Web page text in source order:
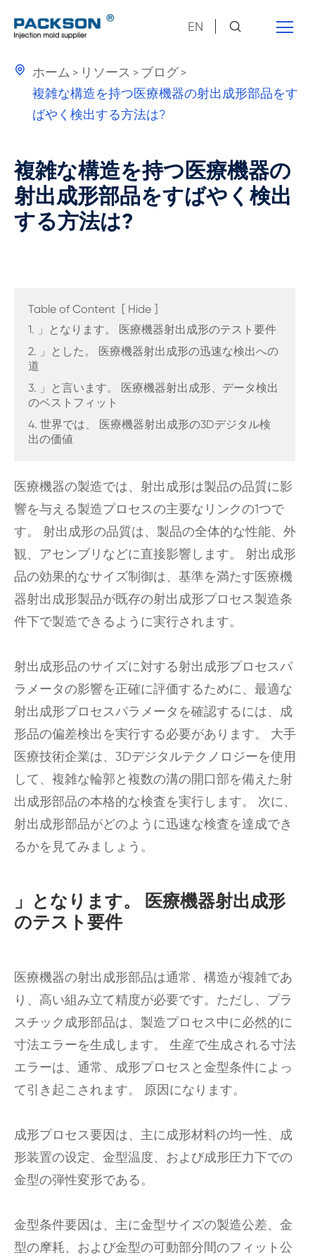
EN
 ホーム リソース
ブログ
複雑な構造を持つ医療機器の射出成形部品をす
ばやく検出する方法は?
複雑な構造を持つ医療機器の
射出成形部品をすばやく検出
する方法は?
Table of Content [ Hide ]
1. 」となります。 医療機器射出成形のテスト要件
2. 」とした。 医療機器射出成形の迅速な検出への
道
3. 」と言います。 医療機器射出成形、データ検出
のベストフィット
4. 世界では、 医療機器射出成形の3Dデジタル検
出の価値
医療機器の製造では、射出成形は製品の品質に影
響を与える製造プロセスの主要なリンクの1つで
す。 射出成形の品質は、製品の全体的な性能、外
観、アセンブリなどに直接影響します。 射出成形
品の効果的なサイズ制御は、基準を満たす医療機
器射出成形製品が既存の射出成形プロセス製造条
件下で製造できるように実行されます。
射出成形品のサイズに対する射出成形プロセスパ
ラメータの影響を正確に評価するために、最適な
射出成形プロセスパラメータを確認するには、成
形品の偏差検出を実行する必要があります。 大手
医療技術企業は、3Dデジタルテクノロジーを使用
して、複雑な輪郭と複数の溝の開口部を備えた射
出成形部品の本格的な検査を実行します。 次に、
射出成形部品がどのように迅速な検査を達成でき
るかを見てみましょう。
」となります。 医療機器射出成形
のテスト要件
医療機器の射出成形部品は通常、構造が複雑であ
り、高い組み立て精度が必要です。ただし、プラ
スチック成形部品は、製造プロセス中に必然的に
寸法エラーを生成します。 生産で生成される寸法
エラーは、通常、成形プロセスと金型条件によっ
て引き起こされます。 原因になります。
成形プロセス要因は、主に成形材料の均一性、成
形装置の设定、金型温度、および成形圧力下での
金型の弾性変形である。
金型条件要因は、主に金型サイズの製造公差、金
型の摩耗、および金型の可動部分間のフィット公